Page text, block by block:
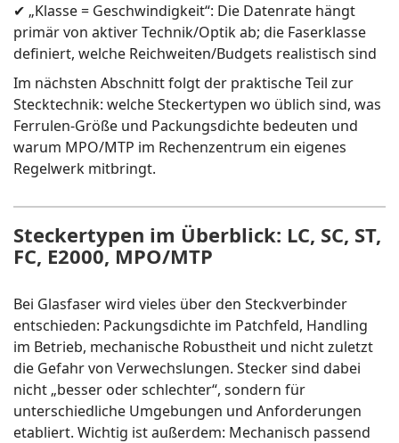
✔ „Klasse = Geschwindigkeit“: Die Datenrate hängt
primär von aktiver Technik/Optik ab; die Faserklasse
definiert, welche Reichweiten/Budgets realistisch sind
Im nächsten Abschnitt folgt der praktische Teil zur
Stecktechnik: welche Steckertypen wo üblich sind, was
Ferrulen-Größe und Packungsdichte bedeuten und
warum MPO/MTP im Rechenzentrum ein eigenes
Regelwerk mitbringt.
Steckertypen im Überblick: LC, SC, ST,
FC, E2000, MPO/MTP
Bei Glasfaser wird vieles über den Steckverbinder
entschieden: Packungsdichte im Patchfeld, Handling
im Betrieb, mechanische Robustheit und nicht zuletzt
die Gefahr von Verwechslungen. Stecker sind dabei
nicht „besser oder schlechter“, sondern für
unterschiedliche Umgebungen und Anforderungen
etabliert. Wichtig ist außerdem: Mechanisch passend